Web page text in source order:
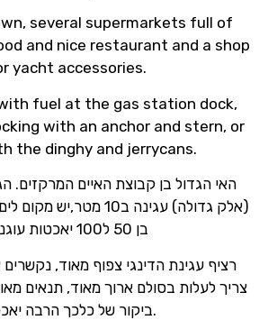
several supermarkets full of
and nice restaurant and a shop
yacht accessories.
fuel at the gas station dock,
with an anchor and stern, or
the dinghy and jerrycans.
האי הגדול בן קבוצת האיים המרקזים.
(אלק גדולה) עגינה ב10
בן 50 ל100 יאכטות עוגנות
צריך לעלות בסולם ארוך מאוד, תנאים
ביקור של כלכך הרבה יאכטות.